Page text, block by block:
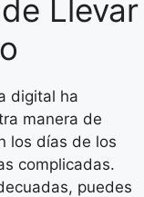
Llevar
digital ha
manera de
los días de los
complicadas.
puedes